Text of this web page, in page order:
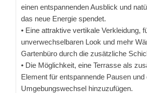
einen entspannenden Ausblick und
das neue Energie spendet.
• Eine attraktive vertikale Verkleidung,
unverwechselbaren Look und mehr
Gartenbüro durch die zusätzliche
• Die Möglichkeit, eine Terrasse als
Element für entspannende Pausen und
Umgebungswechsel hinzuzufügen.